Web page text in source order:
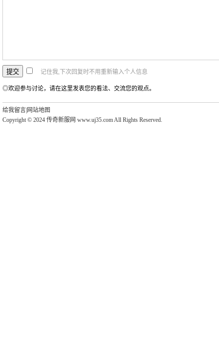
记住我,下次回复时不用重新输入个人信息
◎欢迎参与讨论，请在这里发表您的看法、交流您的观点。
给我留言 网站地图
Copyright © 2024 传奇新服网 www.uj35.com All Rights Reserved.